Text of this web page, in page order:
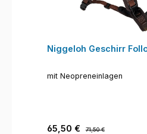
Niggeloh Geschirr
mit Neopreneinlagen
Verkaufspreis:
65,50 €
71,50 €